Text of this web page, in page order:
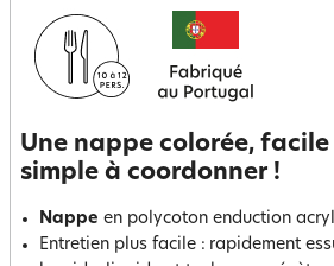
Une nappe colorée,
simple à coordonner !
Nappe en polycoton enduction
Entretien plus facile : rapidement